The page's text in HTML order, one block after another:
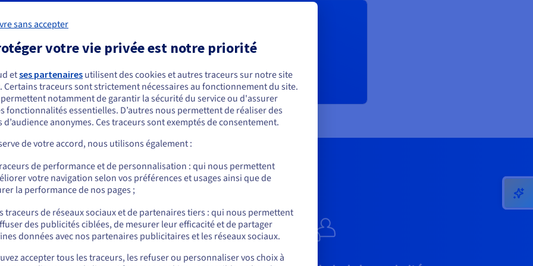
Revendeur ou partenaire OVHcloud ?
Profitez de nos offres exclusives dès maintenant sur votre compte client !
Découvrir le programme
?
semblez être localisé en États-Unis.
commander, rendez-vous sur le site de votre pays (États-Unis) et créez un
us.ovhcloud.com/
Anglais USD - $
ou
sur le site actuel
sans accepter
votre vie privée est notre priorité
etses partenaires utilisent des cookies et autres traceurs sur notre site
Certains traceurs sont strictement nécessaires au fonctionnement du site.
notamment de garantir la sécurité du service ou d'assurer
fonctionnalités essentielles. D’autres nous permettent de réaliser des
d’audience anonymes. Ces traceurs sont exemptés de consentement.
de votre accord, nous utilisons également :
de performance et de personnalisation : qui nous permettent
votre navigation selon vos préférences et usages ainsi que de
la performance de nos pages ;
traceurs de réseaux sociaux et de partenaires tiers : qui nous permettent
des publicités ciblées, de mesurer leur efficacité et de partager
données avec nos partenaires publicitaires et les réseaux sociaux.
accepter tous les traceurs, les refuser ou personnaliser vos choix à